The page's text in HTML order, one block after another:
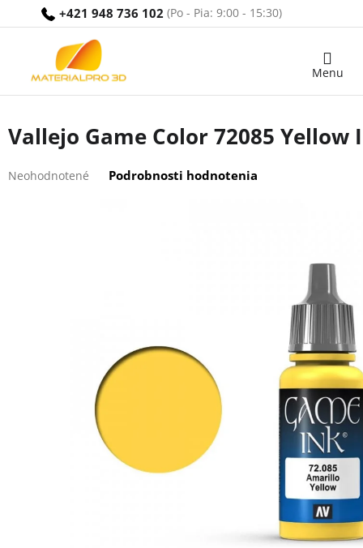
+421 948 736 102
Nákupný
Vallejo Game Color 72085 Yellow
hodnotenie
Neohodnotené Podrobnosti hodnotenia